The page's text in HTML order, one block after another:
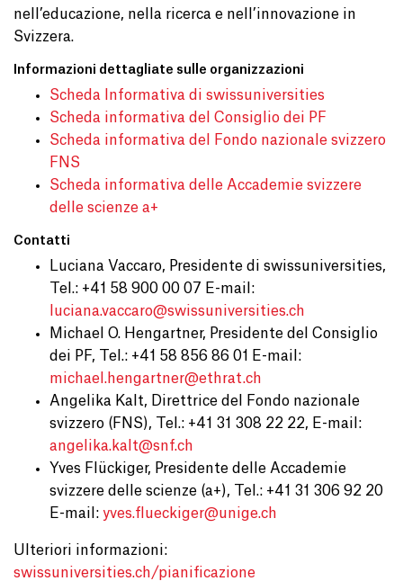
nell’educazione, nella ricerca e nell’innovazione in
Svizzera.
Informazioni dettagliate sulle organizzazioni
Scheda Informativa di swissuniversities
Scheda informativa del Consiglio dei PF
Scheda informativa del Fondo nazionale svizzero
FNS
Scheda informativa delle Accademie svizzere
delle scienze a+
Contatti
Luciana Vaccaro, Presidente di swissuniversities,
Tel.: +41 58 900 00 07 E-mail:
luciana.vaccaro@swissuniversities.ch
Michael O. Hengartner, Presidente del Consiglio
dei PF, Tel.: +41 58 856 86 01 E-mail:
michael.hengartner@ethrat.ch
Angelika Kalt, Direttrice del Fondo nazionale
svizzero (FNS), Tel.: +41 31 308 22 22, E-mail:
angelika.kalt@snf.ch
Yves Flückiger, Presidente delle Accademie
svizzere delle scienze (a+), Tel.: +41 31 306 92 20
E-mail: yves.flueckiger@unige.ch
Ulteriori informazioni:
swissuniversities.ch/pianificazione